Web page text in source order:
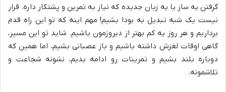
گرفتن یه ساز یا یه زبان جدیده که نیاز به تمرین و پشتکار داره. قرار
نیست یک شبه تبدیل به بودا بشیم! مهم اینه که تو این راه قدم
برداریم و هر روز یه کم بهتر از دیروزمون باشیم. شاید تو این مسیر،
گاهی اوقات لغزش داشته باشیم و باز عصبانی بشیم، اما همین که
دوباره بلند بشیم و تمرینات رو ادامه بدیم، نشونه شجاعت و
تلاشمونه.